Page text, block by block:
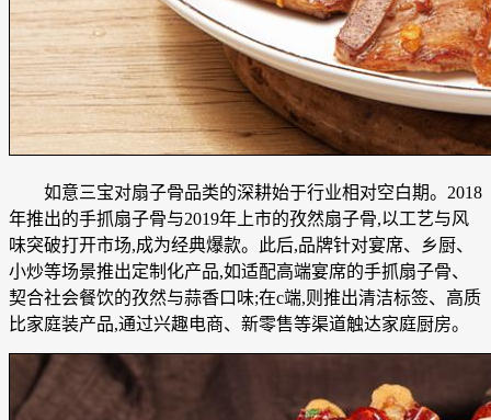
如意三宝对扇子骨品类的深耕始于行业相对空白期。2018
年推出的手抓扇子骨与2019年上市的孜然扇子骨,以工艺与风
味突破打开市场,成为经典爆款。此后,品牌针对宴席、乡厨、
小炒等场景推出定制化产品,如适配高端宴席的手抓扇子骨、
契合社会餐饮的孜然与蒜香口味;在c端,则推出清洁标签、高质
比家庭装产品,通过兴趣电商、新零售等渠道触达家庭厨房。